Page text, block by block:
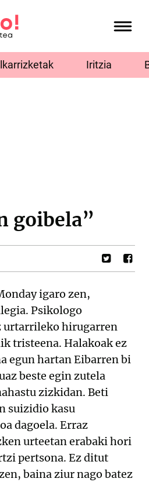
Iritzia
goibela”
igaro zen,
Psikologo
urtarrileko hirugarren
tristeena. Halakoak ez
egun hartan Eibarren bi
beste egin zutela
zizkidan. Beti
suizidio kasu
dagoela. Erraz
urteetan erabaki hori
pertsona. Ez ditut
baina ziur nago batez